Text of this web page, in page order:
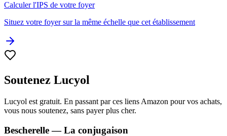
Calculer l'IPS de votre foyer
Situez votre foyer sur la même échelle que cet établissement
Soutenez Lucyol
Lucyol est gratuit. En passant par ces liens Amazon pour vos achats,
vous nous soutenez, sans payer plus cher.
Bescherelle — La conjugaison